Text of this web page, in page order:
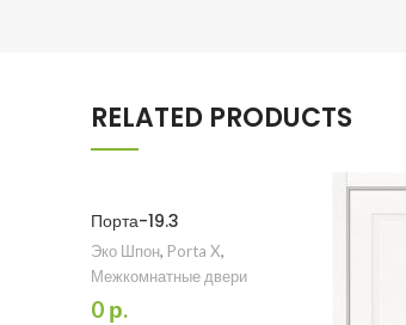
RELATED PRODUCTS
Порта-19.3
Эко Шпон, Porta X,
Межкомнатные двери
0 р.